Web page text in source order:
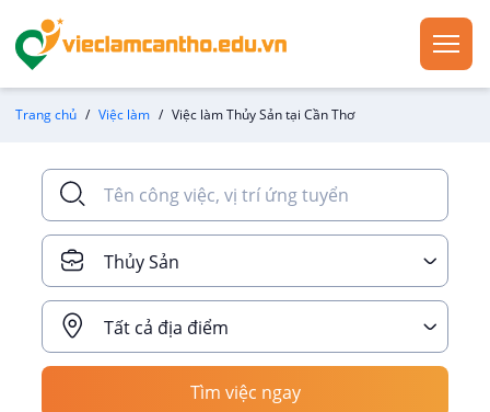
Trang chủ Việc làm Việc làm Thủy Sản tại Cần Thơ
Thủy Sản
Tất cả địa điểm
Tìm việc ngay